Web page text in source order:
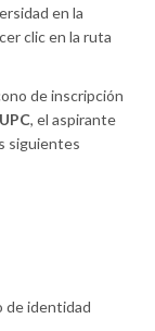
en la
clic en la ruta
de inscripción
UPC, el aspirante
siguientes
de identidad